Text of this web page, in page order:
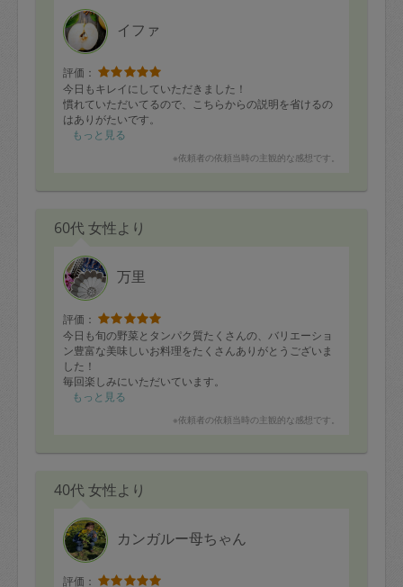
イファ
評価：
今日もキレイにしていただきました！
慣れていただいてるので、こちらからの説明を省けるの
はありがたいです。
もっと見る
※依頼者の依頼当時の主観的な感想です。
60代 女性より
万里
評価：
今日も旬の野菜とタンパク質たくさんの、バリエーショ
ン豊富な美味しいお料理をたくさんありがとうございま
した！
毎回楽しみにいただいています。
次回もよろしくお願いいたします。
もっと見る
※依頼者の依頼当時の主観的な感想です。
40代 女性より
カンガルー母ちゃん
評価：